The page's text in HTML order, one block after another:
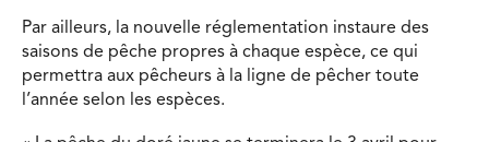
Par ailleurs, la nouvelle réglementation instaure des
saisons de pêche propres à chaque espèce, ce qui
permettra aux pêcheurs à la ligne de pêcher toute
l’année selon les espèces.